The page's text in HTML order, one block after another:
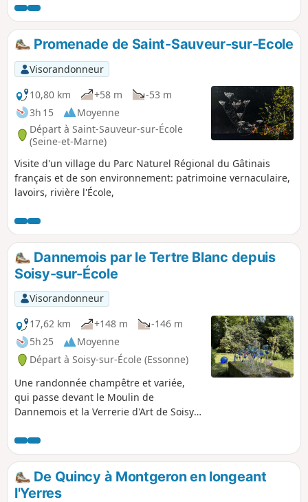
Après l'agréable traversée du Bois de Miséry, on retrouve la
vallée de l'Essonne et ses villages.
Promenade de Saint-Sauveur-sur-Ecole
Visorandonneur
10,80 km
+58 m
-53 m
3h 15
Moyenne
Départ à Saint-Sauveur-sur-École
(Seine-et-Marne)
Visite d'un village du Parc Naturel Régional du Gâtinais
français et de son environnement: patrimoine vernaculaire,
lavoirs, rivière l'École,
Dannemois par le Tertre Blanc depuis
Soisy-sur-École
Visorandonneur
17,62 km
+148 m
-146 m
5h 25
Moyenne
Départ à Soisy-sur-École (Essonne)
Une randonnée champêtre et variée,
qui passe devant le Moulin de
Dannemois et la Verrerie d'Art de Soisy-
davantage de temps si vous voulez voir
le travail des maîtres verriers (gratuit). A
éviter en période de chasse.
De Quincy à Montgeron en longeant
l'Yerres